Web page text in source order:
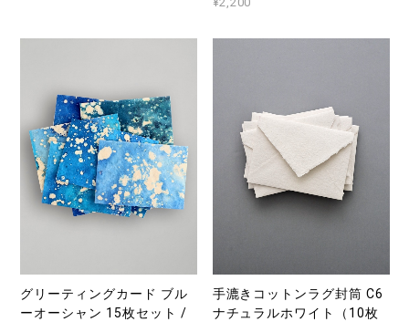
グリーティングカード ブル
ーオーシャン 15枚セット /
手漉きコットンラグ封筒 C6
ナチュラルホワイト（10枚